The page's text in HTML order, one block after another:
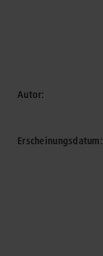
Autor:
Erscheinungsdatum: